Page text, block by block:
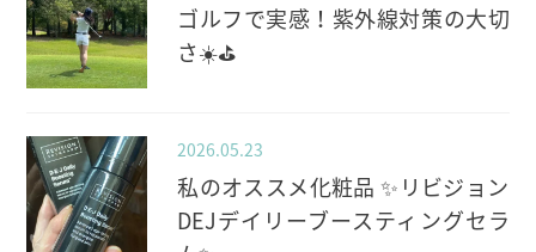
ゴルフで実感！紫外線対策の大切
さ☀️⛳️
2026.05.23
私のオススメ化粧品 ✨️リビジョン
DEJデイリーブースティングセラ